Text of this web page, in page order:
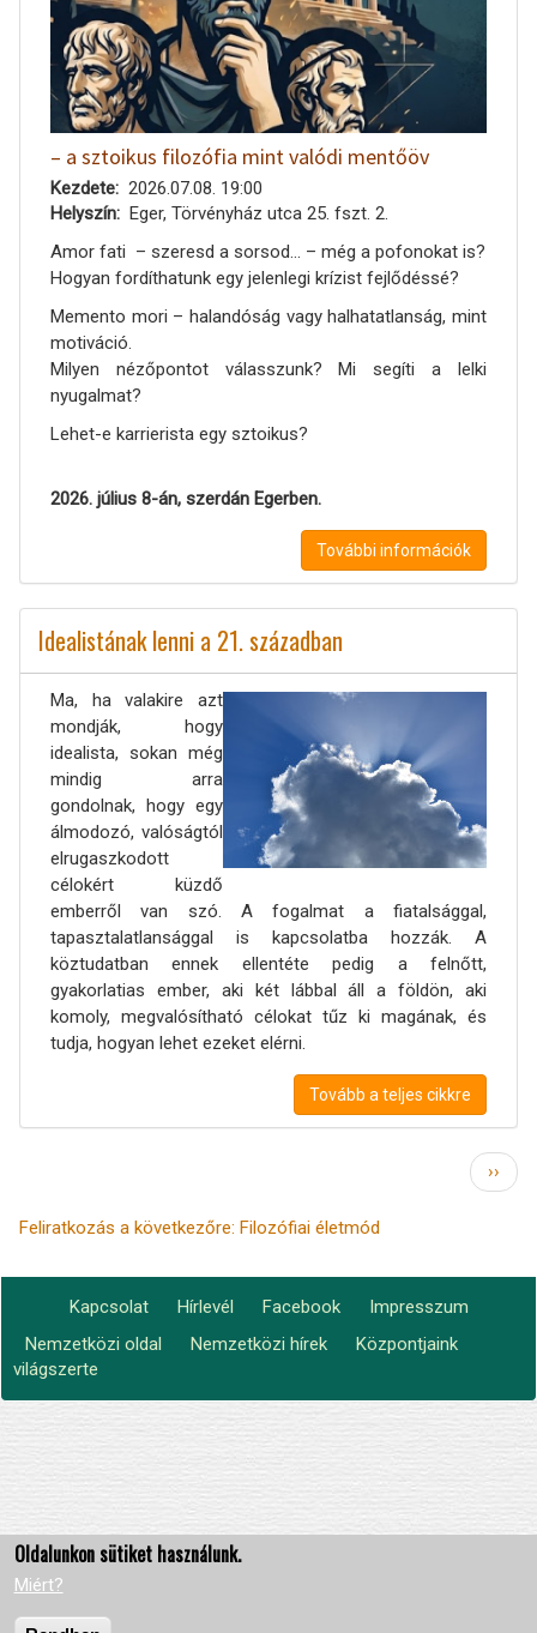
– a sztoikus filozófia mint valódi mentőöv
Kezdete
2026.07.08. 19:00
Helyszín
Eger, Törvényház utca 25. fszt. 2.
Amor fati – szeresd a sorsod... – még a pofonokat is?
Hogyan fordíthatunk egy jelenlegi krízist fejlődéssé?
Memento mori – halandóság vagy halhatatlanság, mint
motiváció.
Milyen nézőpontot válasszunk? Mi segíti a lelki
nyugalmat?
Lehet-e karrierista egy sztoikus?
2026. július 8-án, szerdán Egerben.
További információk
Idealistának lenni a 21. században
Ma, ha valakire azt
mondják, hogy
idealista, sokan még
mindig arra
gondolnak, hogy egy
álmodozó, valóságtól
elrugaszkodott
célokért küzdő
emberről van szó. A fogalmat a fiatalsággal,
tapasztalatlansággal is kapcsolatba hozzák. A
köztudatban ennek ellentéte pedig a felnőtt,
gyakorlatias ember, aki két lábbal áll a földön, aki
komoly, megvalósítható célokat tűz ki magának, és
tudja, hogyan lehet ezeket elérni.
Tovább a teljes cikkre
oldal
››
Feliratkozás a következőre: Filozófiai életmód
Footer
menu
Kapcsolat Hírlevél Facebook Impresszum
Lábléc2
Nemzetközi oldal Nemzetközi hírek
Központjaink
világszerte
Oldalunkon sütiket használunk.
Miért?